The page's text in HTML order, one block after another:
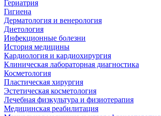
Гериатрия
Гигиена
Дерматология и венерология
Диетология
Инфекционные болезни
История медицины
Кардиология и кардиохирургия
Клиническая лабораторная диагностика
Косметология
Пластическая хирургия
Эстетическая косметология
Лечебная физкультура и физиотерапия
Медицинская реабилитация